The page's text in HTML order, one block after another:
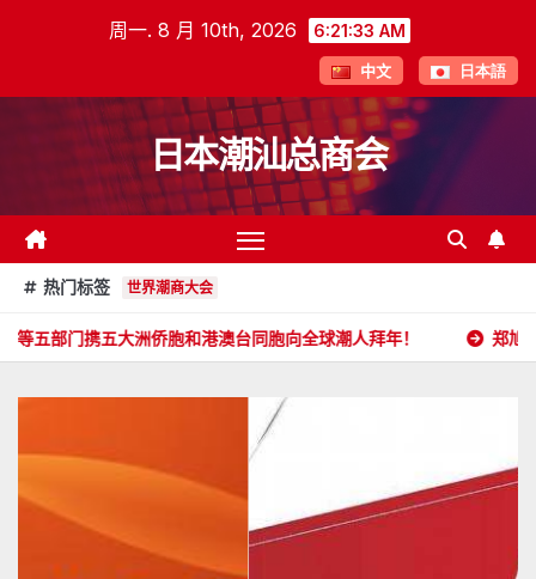
周一. 8 月 10th, 2026 6:21:35 AM
中文 日本語
日本潮汕总商会
热门标签 世界潮商大会
洲侨胞和港澳台同胞向全球潮人拜年！ 郑旭畅 副会长委任状